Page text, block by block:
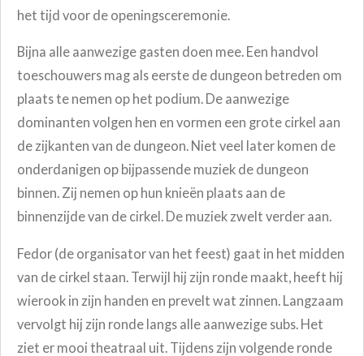
het tijd voor de openingsceremonie.
Bijna alle aanwezige gasten doen mee. Een handvol
toeschouwers mag als eerste de dungeon betreden om
plaats te nemen op het podium. De aanwezige
dominanten volgen hen en vormen een grote cirkel aan
de zijkanten van de dungeon. Niet veel later komen de
onderdanigen op bijpassende muziek de dungeon
binnen. Zij nemen op hun knieën plaats aan de
binnenzijde van de cirkel. De muziek zwelt verder aan.
Fedor (de organisator van het feest) gaat in het midden
van de cirkel staan. Terwijl hij zijn ronde maakt, heeft hij
wierook in zijn handen en prevelt wat zinnen. Langzaam
vervolgt hij zijn ronde langs alle aanwezige subs. Het
ziet er mooi theatraal uit. Tijdens zijn volgende ronde